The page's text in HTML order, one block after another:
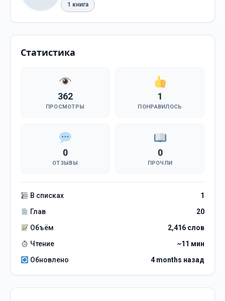
1 книга
Статистика
362
ПРОСМОТРЫ
1
ПОНРАВИЛОСЬ
0
ОТЗЫВЫ
0
ПРОЧЛИ
В списках
1
Глав
20
Объём
2,416 слов
Чтение
~11 мин
Обновлено
4 months назад